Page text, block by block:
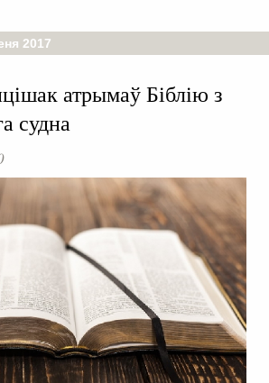
2017
атрымаў Біблію з
судна